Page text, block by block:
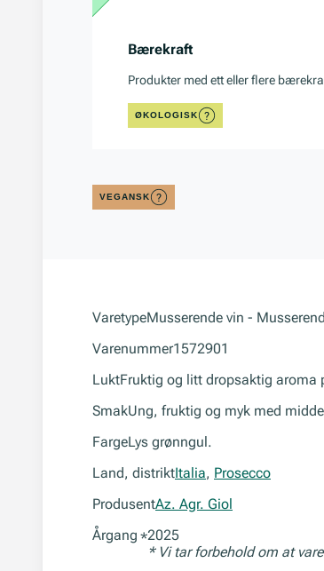
Bærekraft
Produkter med ett eller flere
ØKOLOGISK
VEGANSK
VaretypeMusserende vin -
Varenummer1572901
LuktFruktig og litt dropsaktig aroma
SmakUng, fruktig og myk med
FargeLys grønngul.
Land, distriktItalia, Prosecco
ProdusentAz. Agr. Giol
Årgang *2025
* Vi tar forbehold om at